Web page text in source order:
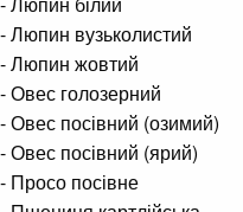
- Люпин вузьколистий
- Люпин жовтий
- Овес голозерний
- Овес посівний (озимий)
- Овес посівний (ярий)
- Просо посівне